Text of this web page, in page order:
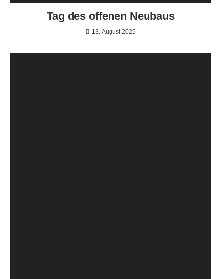
Tag des offenen Neubaus
13. August 2025